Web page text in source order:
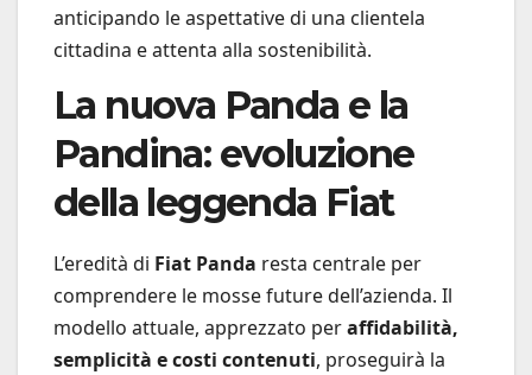
anticipando le aspettative di una clientela
cittadina e attenta alla sostenibilità.
La nuova Panda e la
Pandina: evoluzione
della leggenda Fiat
L’eredità di Fiat Panda resta centrale per
comprendere le mosse future dell’azienda. Il
modello attuale, apprezzato peraffidabilità,
semplicità e costi contenuti, proseguirà la